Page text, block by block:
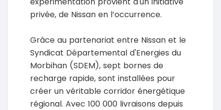
privée, de Nissan en l’occurrence.
Grâce au partenariat entre Nissan et le
Syndicat Départemental d'Energies du
Morbihan (SDEM), sept bornes de
recharge rapide, sont installées pour
créer un véritable corridor énergétique
régional. Avec 100 000 livraisons depuis